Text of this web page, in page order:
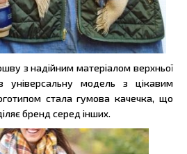
з надійним матеріалом верхньої
універсальну модель з цікавим
стала гумова качечка, що
бренд серед інших.